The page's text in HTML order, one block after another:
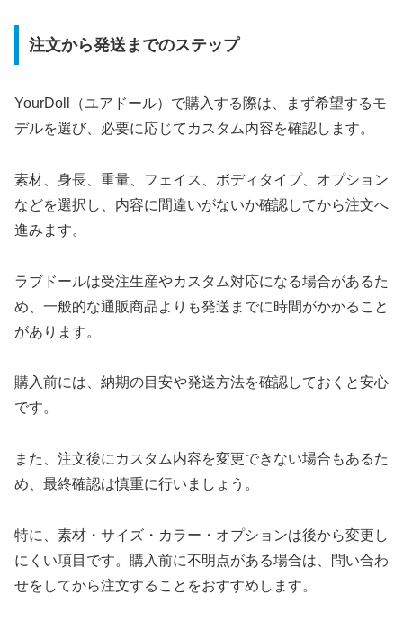
注文から発送までのステップ
YourDoll（ユアドール）で購入する際は、まず希望するモ
デルを選び、必要に応じてカスタム内容を確認します。
素材、身長、重量、フェイス、ボディタイプ、オプション
などを選択し、内容に間違いがないか確認してから注文へ
進みます。
ラブドールは受注生産やカスタム対応になる場合があるた
め、一般的な通販商品よりも発送までに時間がかかること
があります。
購入前には、納期の目安や発送方法を確認しておくと安心
です。
また、注文後にカスタム内容を変更できない場合もあるた
め、最終確認は慎重に行いましょう。
特に、素材・サイズ・カラー・オプションは後から変更し
にくい項目です。購入前に不明点がある場合は、問い合わ
せをしてから注文することをおすすめします。